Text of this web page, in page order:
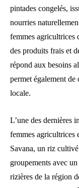
pintades congelés,
nourries
femmes agricultrices
des produits frais et
répond aux besoins
permet également de
locale.
L’une des dernières
femmes agricultrices
Savana, un riz
groupements avec
rizières de la région